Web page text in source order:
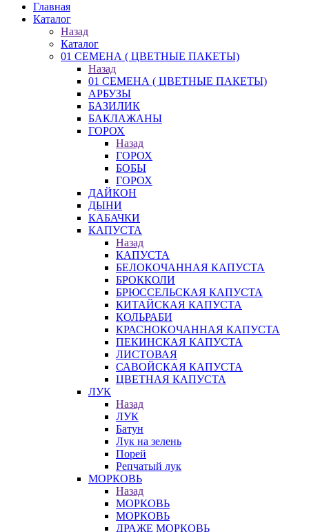
Главная
Каталог
Назад
Каталог
01 СЕМЕНА ( ЦВЕТНЫЕ ПАКЕТЫ)
Назад
01 СЕМЕНА ( ЦВЕТНЫЕ ПАКЕТЫ)
АРБУЗЫ
БАЗИЛИК
БАКЛАЖАНЫ
ГОРОХ
Назад
ГОРОХ
БОБЫ
ГОРОХ
ДАЙКОН
ДЫНИ
КАБАЧКИ
КАПУСТА
Назад
КАПУСТА
БЕЛОКОЧАННАЯ КАПУСТА
БРОККОЛИ
БРЮССЕЛЬСКАЯ КАПУСТА
КИТАЙСКАЯ КАПУСТА
КОЛЬРАБИ
КРАСНОКОЧАННАЯ КАПУСТА
ПЕКИНСКАЯ КАПУСТА
ЛИСТОВАЯ
САВОЙСКАЯ КАПУСТА
ЦВЕТНАЯ КАПУСТА
ЛУК
Назад
ЛУК
Батун
Лук на зелень
Порей
Репчатый лук
МОРКОВЬ
Назад
МОРКОВЬ
МОРКОВЬ
ДРАЖЕ МОРКОВЬ